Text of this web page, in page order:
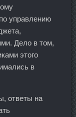
управлению
Дело в том,
этого
в
ответы на